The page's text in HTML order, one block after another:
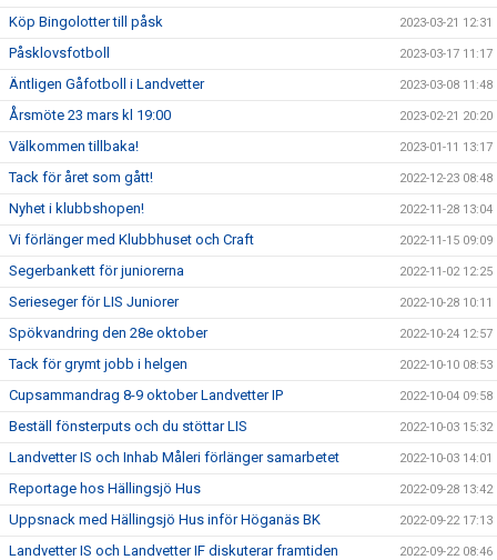
Köp Bingolotter till påsk 2023-03-21 12:31
Påsklovsfotboll 2023-03-17 11:17
Äntligen Gåfotboll i Landvetter 2023-03-08 11:48
Årsmöte 23 mars kl 19:00 2023-02-21 20:20
Välkommen tillbaka! 2023-01-11 13:17
Tack för året som gått! 2022-12-23 08:48
Nyhet i klubbshopen! 2022-11-28 13:04
Vi förlänger med Klubbhuset och Craft 2022-11-15 09:09
Segerbankett för juniorerna 2022-11-02 12:25
Serieseger för LIS Juniorer 2022-10-28 10:11
Spökvandring den 28e oktober 2022-10-24 12:57
Tack för grymt jobb i helgen 2022-10-10 08:53
Cupsammandrag 8-9 oktober Landvetter IP 2022-10-04 09:58
Beställ fönsterputs och du stöttar LIS 2022-10-03 15:32
Landvetter IS och Inhab Måleri förlänger samarbetet 2022-10-03 14:01
Reportage hos Hällingsjö Hus 2022-09-28 13:42
Uppsnack med Hällingsjö Hus inför Höganäs BK 2022-09-22 17:13
Landvetter IS och Landvetter IF diskuterar framtiden 2022-09-22 08:46